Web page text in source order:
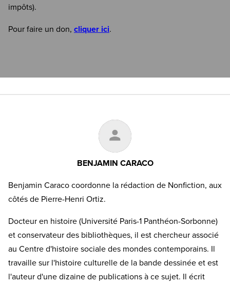
impôts).
Pour faire un don, cliquer ici.
BENJAMIN CARACO
Benjamin Caraco coordonne la rédaction de Nonfiction, aux
côtés de Pierre-Henri Ortiz.
Docteur en histoire (Université Paris-1 Panthéon-Sorbonne)
et conservateur des bibliothèques, il est chercheur associé
au Centre d'histoire sociale des mondes contemporains. Il
travaille sur l'histoire culturelle de la bande dessinée et est
l'auteur d'une dizaine de publications à ce sujet. Il écrit